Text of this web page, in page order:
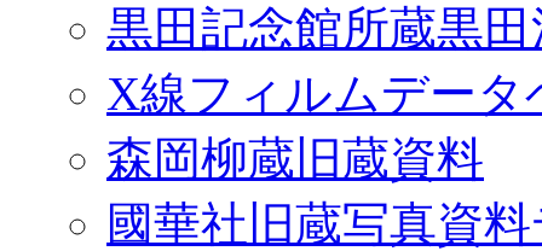
黒田記念館所蔵黒
X線フィルムデータ
森岡柳蔵旧蔵資料
國華社旧蔵写真資